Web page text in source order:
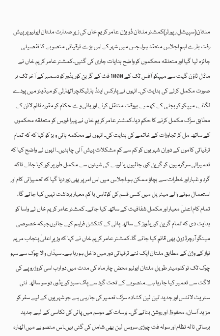
ملتان(سپیشل رپورٹر)کمشنر ملتان ڈویژن عامر کریم خاں کی زیرِ صدارت ملتان ایونیو پر پیش
رفت بارے اہم اجلاس منعقد ہوا، جس میں شہر کے اس بڑے ترقیاتی منصوبے کا تفصیلی
جائزہ لیا گیا اور متعلقہ محکموں کو واضح ہدایات جاری کی گئیں۔کمشنر عامر کریم خاں نے
ماڈل ٹاؤن گیٹ سے میپکو آفس تک کے 1000 فٹ کے گرین کوریڈور کو دسمبر کے آخر تک ہر
صورت مکمل کرنے کی ہدایت کی۔ انہوں نے پارکس اینڈ ہارٹیکلچر اتھارٹی کو میڈینز میں پودے
لگانے، میپکو کو بجلی کے کھمبے بروقت منتقل کرنے اور ہائی وے حکام کو مقررہ ٹائم لائن کے
مطابق سڑک مکمل کرنے کا حکم دیا۔کمشنر عامر کریم خاں نے پیرا فورس کو متعلقہ محکموں
کے ساتھ مل کر تجاوزات کے خاتمے کی ہدایت کی۔ انہوں نے محکمہ ہائی ویز کو کہا کہ کہ تمام
ترقیاتی کاموں کے دوران شہریوں کو کم سے کم مشکلات پیش آنی چاہئیں۔ انہوں نے واضح کیا کہ
تعمیراتی سرگرمیوں کو گرین کور، جالیوں یا لوہے کی شیٹوں سے مکمل طور پر کور کیا جائے تاکہ
گرد و غبار اور خطرات سے بچاؤ ممکن ہو۔اجلاس میں اس امر پر بھی زور دیا گیا کہ تعمیراتی کام اور
استعمال ہونے والے میٹریل میں کسی قسم کی کوتاہی یا کم معیار برداشت نہیں کیا جائے گا،
تمام کام اعلیٰ معیار اور مکمل شفافیت کے ساتھ کیا جائے۔ کمشنر عامر کریم خاں نے واسا کو
ہدایت دی کہ تمام گرین کوریڈورز کے ساتھ پانی کے کنکشن فراہم کیے جائیںجبکہ خصوصی
مینگو آرچرڈ زون بھی قائم کیا جائے گا۔کمشنر عامر کریم خاں نے کہا کہ وزیرِ اعلیٰ پنجاب مریم
نواز کے وژن کے مطابق ملتان ایک نئے ترقیاتی دور میں داخل ہو رہا ہے۔ سیدّاں والا چوک سے سہو
چوک تک نو کلومیٹر طویل ملتان ایونیو محض چار ماہ کی مدت میں دو ارب اسی کروڑ روپے کی
لاگت سے تعمیر کیا جا رہا ہے۔منصوبے کے تحت گرد سے پاک سبز کوریڈور، دو سو ساٹھ نئی
سٹریٹ لائٹس اور جدید تین لین کشادہ سڑک تعمیر کی جا رہی ہے جو شہریوں کے لیے سفر کو
مزید آسان، محفوظ اور روشن بنائے گی۔ برسات کے موسم میں پانی کی نکاسی کے لیے جدید
برساتی نالہ نظام اور سولہ فٹ چوڑی سروس لین بھی شامل کی گئی ہیں۔اس منصوبے میں اٹھارہ